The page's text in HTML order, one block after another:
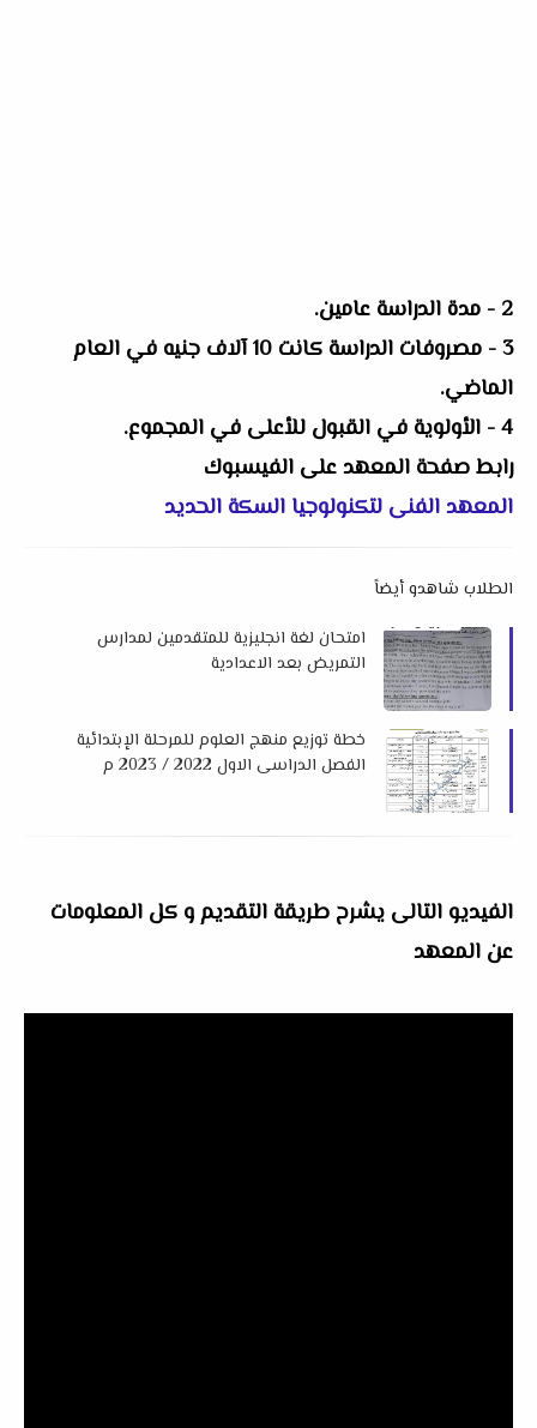
2 - مدة الدراسة عامين.
3 - مصروفات الدراسة كانت 10 آلاف جنيه في العام
الماضي.
4 - الأولوية في القبول للأعلى في المجموع.
رابط صفحة المعهد على الفيسبوك
المعهد الفنى لتكنولوجيا السكة الحديد
الطلاب شاهدو أيضاً
امتحان لغة انجليزية للمتقدمين لمدارس
التمريض بعد الاعدادية
خطة توزيع منهج العلوم للمرحلة الإبتدائية
الفصل الدراسى الاول 2022 / 2023 م
الفيديو التالى يشرح طريقة التقديم و كل المعلومات
عن المعهد